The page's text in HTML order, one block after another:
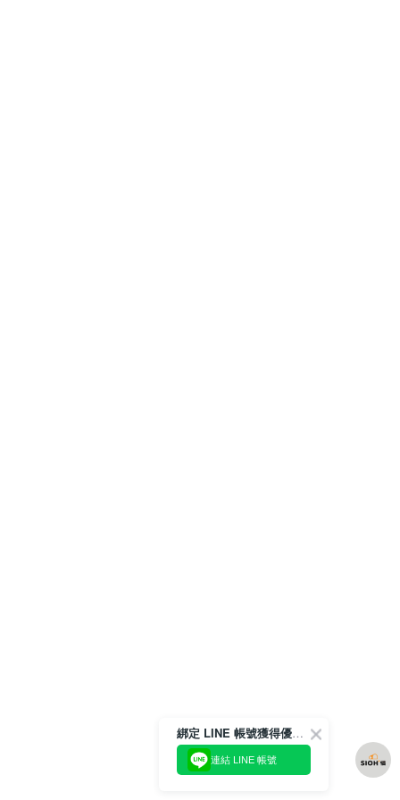
綁定 LINE 帳號獲得優惠券！
連結 LINE 帳號